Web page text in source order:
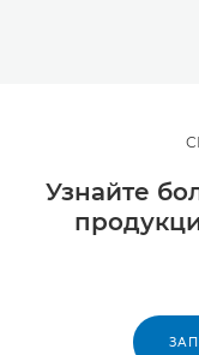
Узнайте